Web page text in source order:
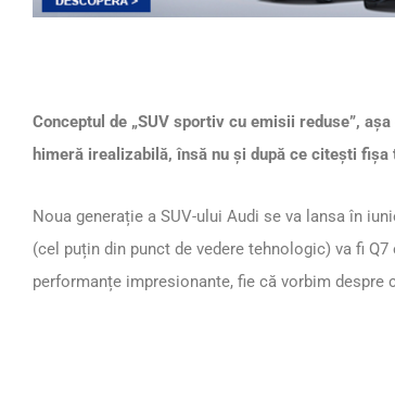
Conceptul de „SUV sportiv cu emisii reduse”,
himeră irealizabilă, însă nu și după ce citești fișa
Noua generație a SUV-ului Audi se va lansa în
(cel puțin din punct de vedere tehnologic) va fi
performanțe impresionante, fie că vorbim despre